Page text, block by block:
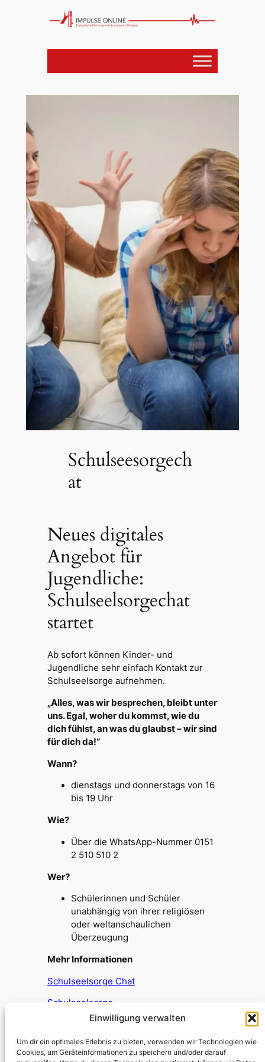
Einwilligung verwalten
Um dir ein optimales Erlebnis zu bieten, verwenden wir Technologien wie
Cookies, um Geräteinformationen zu speichern und/oder darauf
Schulseesorgech
at
Neues digitales
Angebot für
Jugendliche:
Schulseelsorgechat
startet
Ab sofort können Kinder- und
Jugendliche sehr einfach Kontakt zur
Schulseelsorge aufnehmen.
„Alles, was wir besprechen, bleibt unter
uns. Egal, woher du kommst, wie du
dich fühlst, an was du glaubst – wir sind
für dich da!“
Wann?
dienstags und donnerstags von 16
bis 19 Uhr
Wie?
Über die WhatsApp-Nummer 0151
2 510 510 2
Wer?
Schülerinnen und Schüler
unabhängig von ihrer religiösen
oder weltanschaulichen
Überzeugung
Mehr Informationen
Schulseelsorge Chat
Schulseelsorge